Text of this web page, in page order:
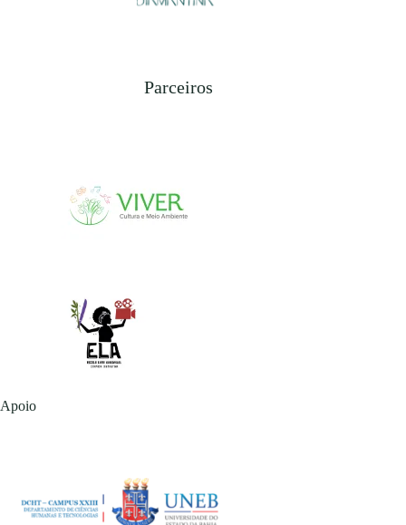
Parceiros
Apoio